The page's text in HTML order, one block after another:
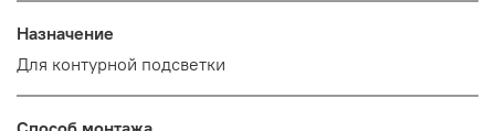
Назначение
Для контурной подсветки